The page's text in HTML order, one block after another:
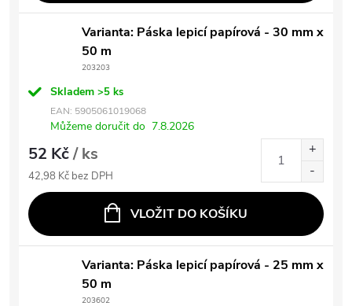
Varianta: Páska lepicí papírová - 30 mm x
50 m
203203
Skladem >5 ks
EAN: 5905061019068
Můžeme doručit do 7.8.2026
52 Kč/ ks
42,98 Kč bez DPH
VLOŽIT DO KOŠÍKU
Varianta: Páska lepicí papírová - 25 mm x
50 m
203602